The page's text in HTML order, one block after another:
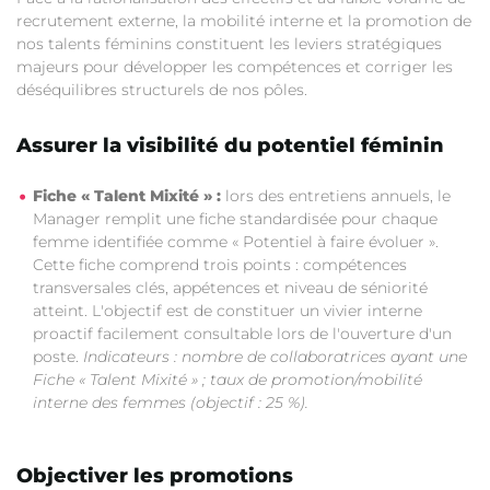
recrutement externe, la mobilité interne et la promotion de
nos talents féminins constituent les leviers stratégiques
majeurs pour développer les compétences et corriger les
déséquilibres structurels de nos pôles.
Assurer la visibilité du potentiel féminin
Fiche « Talent Mixité » : lors des entretiens annuels, le
Manager remplit une fiche standardisée pour chaque
femme identifiée comme « Potentiel à faire évoluer ».
Cette fiche comprend trois points : compétences
transversales clés, appétences et niveau de séniorité
atteint. L'objectif est de constituer un vivier interne
proactif facilement consultable lors de l'ouverture d'un
poste. Indicateurs : nombre de collaboratrices ayant une
Fiche « Talent Mixité » ; taux de promotion/mobilité
interne des femmes (objectif : 25 %).
Objectiver les promotions